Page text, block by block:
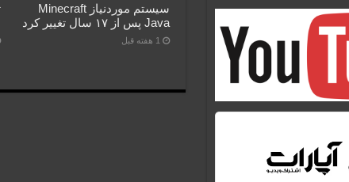
سیستم موردنیاز Minecraft
Java پس از ۱۷ سال تغییر کرد
1 هفته قبل